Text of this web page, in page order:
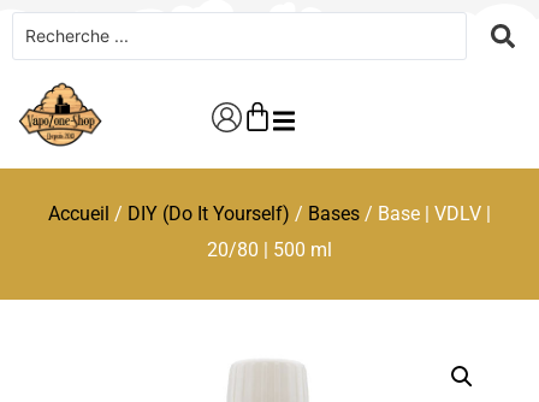
Accueil / DIY (Do It Yourself) / Bases / Base | VDLV |
20/80 | 500 ml